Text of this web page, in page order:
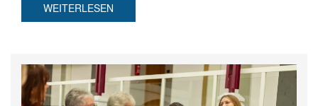
WEITERLESEN